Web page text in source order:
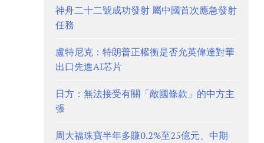
神舟二十二號成功發射 屬中國首次應急發射
任務
盧特尼克：特朗普正權衡是否允英偉達對華
出口先進AI芯片
日方：無法接受有關「敵國條款」的中方主
張
周大福珠寶半年多賺0.2%至25億元、中期